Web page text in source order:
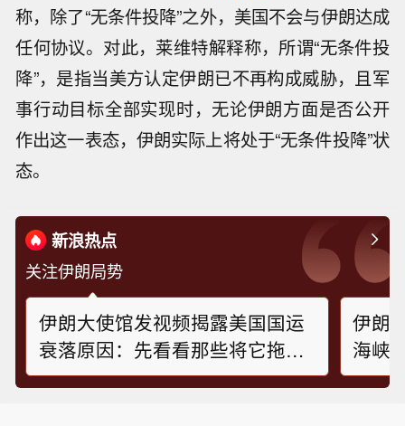
称，除了“无条件投降”之外，美国不会与伊朗达成
任何协议。对此，莱维特解释称，所谓“无条件投
降”，是指当美方认定伊朗已不再构成威胁，且军
事行动目标全部实现时，无论伊朗方面是否公开
作出这一表态，伊朗实际上将处于“无条件投降”状
态。
新浪热点
关注伊朗局势
伊朗大使馆发视频揭露美国国运
衰落原因：先看看那些将它拖入
水底的锁链吧
伊朗
海峡